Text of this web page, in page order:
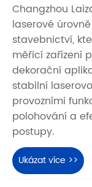
Changzhou
laserové
stavebnictví,
měřicí zařízení
dekorační
stabilní
provozními
polohování a
postupy.
Ukázat více >>